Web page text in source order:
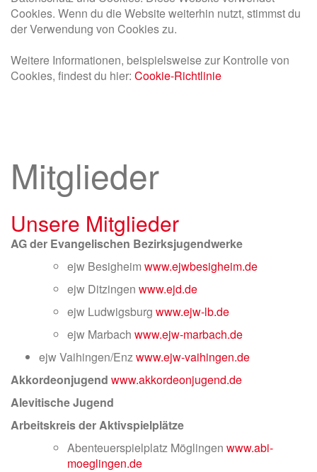
Cookies. Wenn du die Website weiterhin nutzt, stimmst du
der Verwendung von Cookies zu.
Weitere Informationen, beispielsweise zur Kontrolle von
Cookies, findest du hier: Cookie-Richtlinie
Mitglieder
Unsere Mitglieder
AG der Evangelischen Bezirksjugendwerke
ejw Besigheim www.ejwbesigheim.de
ejw Ditzingen www.ejd.de
ejw Ludwigsburg www.ejw-lb.de
ejw Marbach www.ejw-marbach.de
ejw Vaihingen/Enzwww.ejw-vaihingen.de
Akkordeonjugend www.akkordeonjugend.de
Alevitische Jugend
Arbeitskreis der Aktivspielplätze
Abenteuerspielplatz Möglingen www.abi-
moeglingen.de